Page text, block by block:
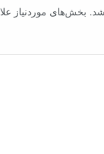
بخش‌های موردنیاز